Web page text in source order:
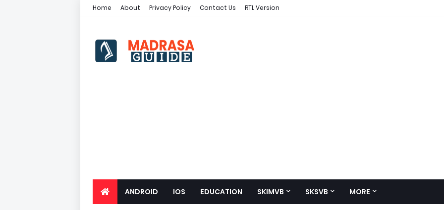
Home About Privacy Policy Contact Us RTL Version
ANDROID IOS EDUCATION SKIMVB SKSVB MORE